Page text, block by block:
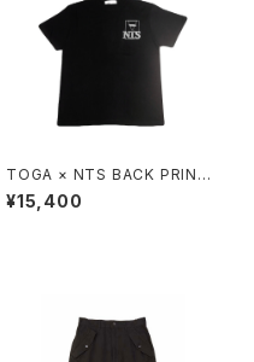
TOGA × NTS BACK PRINT
T-SHIRT
¥15,400